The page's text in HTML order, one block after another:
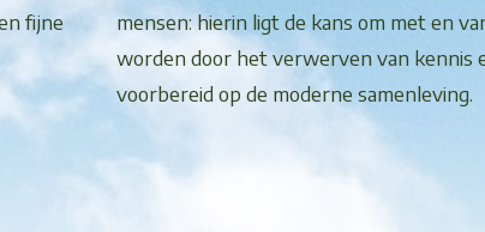
fijne
mensen: hierin ligt de kans om met en
worden door het verwerven van kennis
voorbereid op de moderne samenleving.